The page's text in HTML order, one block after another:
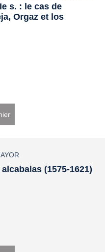
s. : le cas de
Orgaz et los
(1575-1621)